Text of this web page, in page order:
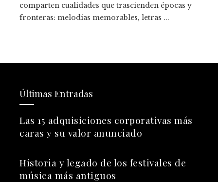
comparten cualidades que trascienden épocas y
fronteras: melodías memorables, letras ...
Últimas Entradas
Las 15 adquisiciones corporativas más
caras y su valor anunciado
Historia y legado de los festivales de
música más antiguos